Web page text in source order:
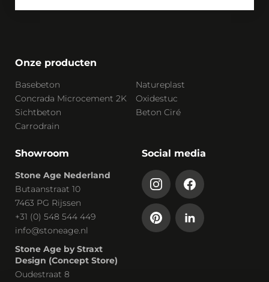
Onze producten
Basebeton
Natureplast
Concrada Microcement 2K
Oxidestuc
Sichtbeton
Beton Ciré
Carrodrain
Showroom
Stone Age Nederland
Butaanstraat 10
7463 PG Rijssen
+31 (0) 548 544 449
info@stoneage.nl
Stone Age by Straxt
Design (Concept Store)
Oudestraat 8
Social media